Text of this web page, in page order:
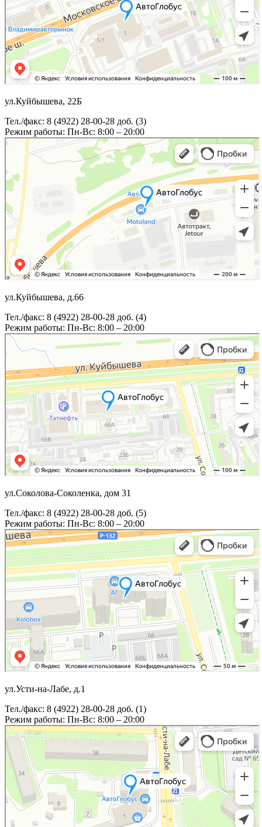
ул.Куйбышева, 22Б
Тел./факс: 8 (4922) 28-00-28 доб. (3)
Режим работы: Пн-Вс: 8:00 – 20:00
ул.Куйбышева, д.66
Тел./факс: 8 (4922) 28-00-28 доб. (4)
Режим работы: Пн-Вс: 8:00 – 20:00
ул.Соколова-Соколенка, дом 31
Тел./факс: 8 (4922) 28-00-28 доб. (5)
Режим работы: Пн-Вс: 8:00 – 20:00
ул.Усти-на-Лабе, д.1
Тел./факс: 8 (4922) 28-00-28 доб. (1)
Режим работы: Пн-Вс: 8:00 – 20:00